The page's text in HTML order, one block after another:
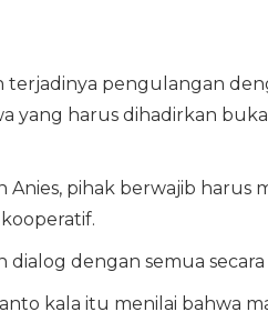
terjadinya pengulangan
yang harus dihadirkan
Anies, pihak berwajib
dialog dengan semua
kala itu menilai bahwa